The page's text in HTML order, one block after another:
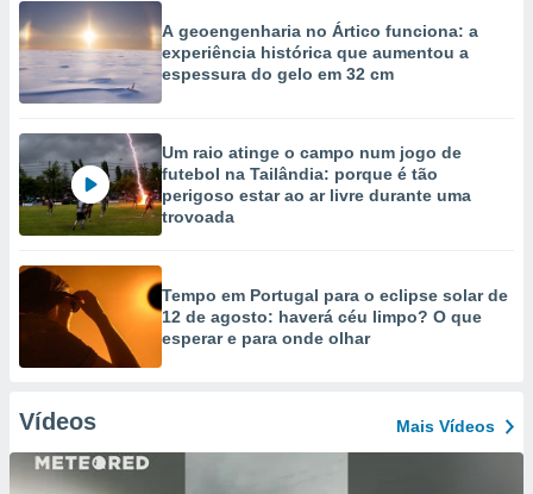
A geoengenharia no Ártico funciona: a
experiência histórica que aumentou a
espessura do gelo em 32 cm
Um raio atinge o campo num jogo de
futebol na Tailândia: porque é tão
perigoso estar ao ar livre durante uma
trovoada
Tempo em Portugal para o eclipse solar de
12 de agosto: haverá céu limpo? O que
esperar e para onde olhar
Vídeos Mais Vídeos